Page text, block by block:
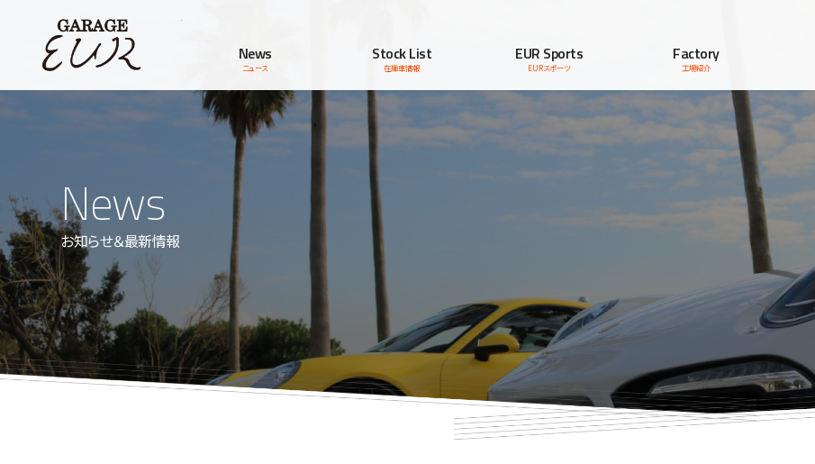
News
ニュース
Stock List
在庫車情報
EUR Sports
EURスポーツ
Factory
工場紹介
News
お知らせ＆最新情報